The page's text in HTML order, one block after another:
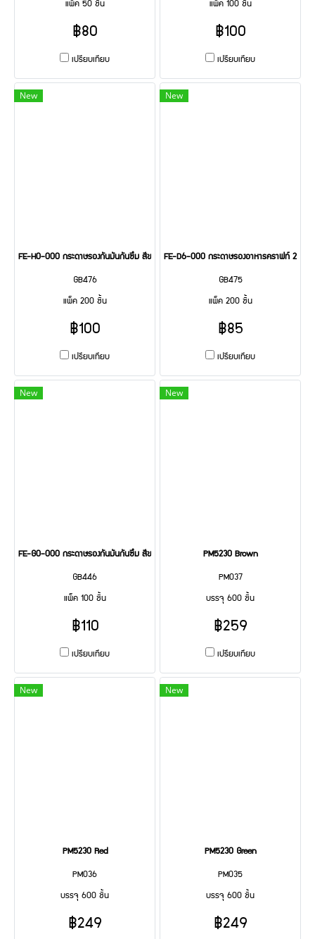
แพ็ค 50 ชิ้น
฿80
เปรียบเทียบ
แพ็ค 100 ชิ้น
฿100
เปรียบเทียบ
New
FE-H0-000 กระดาษรองกันมันกันซึม สีขาว 200 Pcs
GB476
แพ็ค 200 ชิ้น
฿100
เปรียบเทียบ
New
FE-D6-000 กระดาษรองอาหารคราฟท์ 200
GB475
แพ็ค 200 ชิ้น
฿85
เปรียบเทียบ
New
FE-G0-000 กระดาษรองกันมันกันซึม สีขาว 100 Pcs
GB446
แพ็ค 100 ชิ้น
฿110
เปรียบเทียบ
New
PM5230 Brown
PM037
บรรจุ 600 ชิ้น
฿259
เปรียบเทียบ
New
PM5230 Red
PM036
บรรจุ 600 ชิ้น
฿249
New
PM5230 Green
PM035
บรรจุ 600 ชิ้น
฿249